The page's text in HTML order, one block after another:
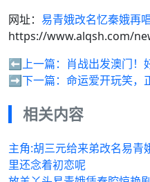
网址： 易青娥改名忆秦娥再
https://www.alqsh.com/
⬅️上一篇： 肖战出发澳门！
➡️下一篇： 命运爱开玩笑，
相关内容
主角:胡三元给来弟改名易
里还念着初恋呢